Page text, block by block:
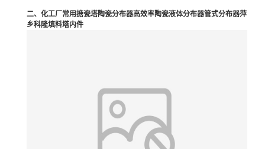
二、化工厂常用搪瓷塔陶瓷分布器高效率陶瓷液体分布器管式分布器萍
乡科隆填料塔内件